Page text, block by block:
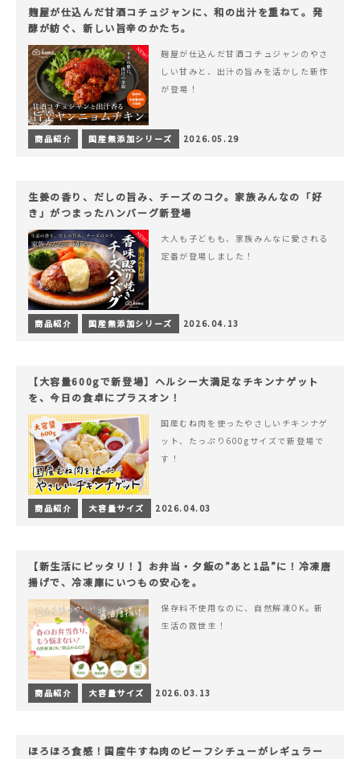
麹屋が仕込んだ甘酒コチュジャンに、和の出汁を重ねて。発
酵が紡ぐ、新しい旨辛のかたち。
麹屋が仕込んだ甘酒コチュジャンのやさ
しい甘みと、出汁の旨みを活かした新作
が登場！
商品紹介 国産無添加シリーズ 2026.05.29
生姜の香り、だしの旨み、チーズのコク。家族みんなの「好
き」がつまったハンバーグ新登場
大人も子どもも、家族みんなに愛される
定番が登場しました！
商品紹介 国産無添加シリーズ 2026.04.13
【大容量600gで新登場】ヘルシー大満足なチキンナゲット
を、今日の食卓にプラスオン！
国産むね肉を使ったやさしいチキンナゲ
ット、たっぷり600gサイズで新登場で
す！
商品紹介 大容量サイズ 2026.04.03
【新生活にピッタリ！】お弁当・夕飯の”あと1品”に！冷凍唐
揚げで、冷凍庫にいつもの安心を。
保存料不使用なのに、自然解凍OK。新
生活の救世主！
商品紹介 大容量サイズ 2026.03.13
ほろほろ食感！国産牛すね肉のビーフシチューがレギュラー